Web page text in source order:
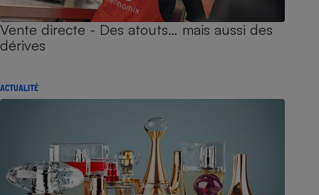
Vente directe - Des atouts… mais aussi des
dérives
ACTUALITÉ